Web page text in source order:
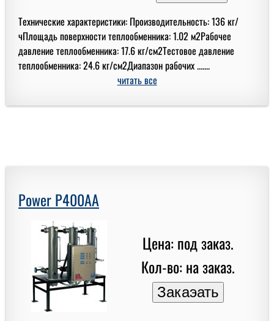
Технические характеристики: Производительность: 136 кг/
чПлощадь поверхности теплообменника: 1.02 м2Рабочее
давление теплообменника: 17.6 кг/см2Тестовое давление
теплообменника: 24.6 кг/см2Диапазон рабочих .......
читать все
Power P400AA
Цена: под заказ.
Кол-во: на заказ.